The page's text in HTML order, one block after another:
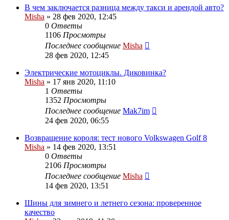
В чем заключается разница между такси и арендой авто?
Misha » 28 фев 2020, 12:45
0 Ответы
1106 Просмотры
Последнее сообщение Misha
28 фев 2020, 12:45
Электрические мотоциклы. Диковинка?
Misha » 17 янв 2020, 11:10
1 Ответы
1352 Просмотры
Последнее сообщение Mak7im
24 фев 2020, 06:55
Возвращение короля: тест нового Volkswagen Golf 8
Misha » 14 фев 2020, 13:51
0 Ответы
2106 Просмотры
Последнее сообщение Misha
14 фев 2020, 13:51
Шины для зимнего и летнего сезона: проверенное
качество